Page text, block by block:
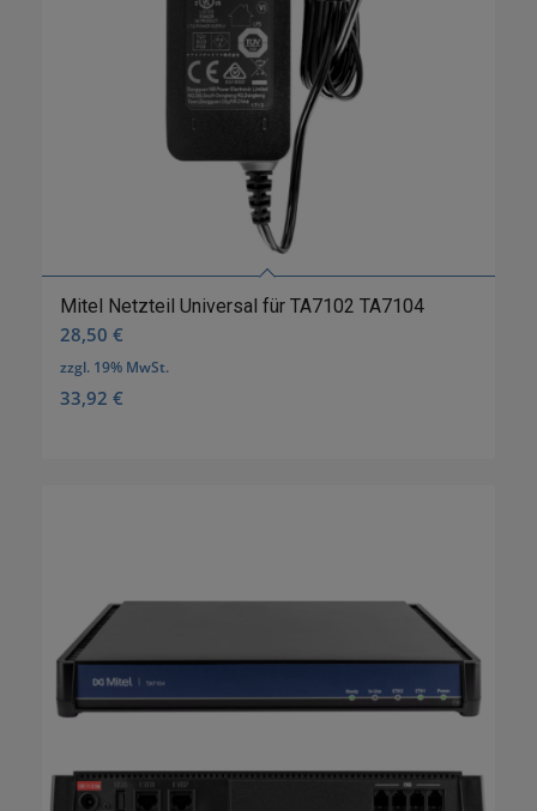
Mitel Netzteil Universal für TA7102 TA7104
28,50 €
zzgl. 19% MwSt.
33,92 €